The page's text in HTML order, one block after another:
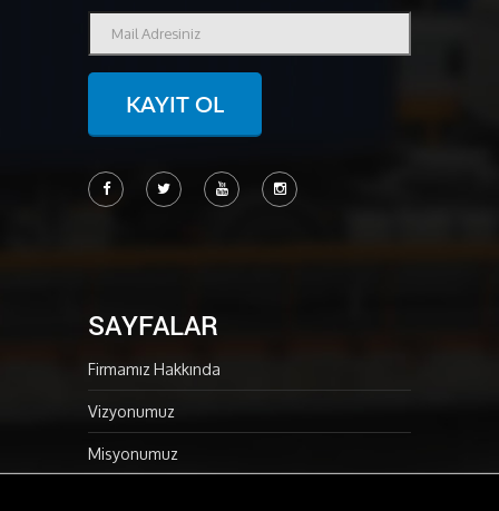
KAYIT OL
SAYFALAR
Firmamız Hakkında
Vizyonumuz
Misyonumuz